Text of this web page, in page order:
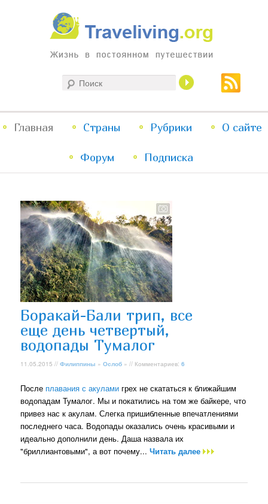
Traveliving
Жизнь в постоянном путешествии
меню
Перейти
к
содержимому
Перейти
к
содержимому
Главная Страны Рубрики О сайте
Форум Подписка
Боракай-Бали трип, все
еще день четвертый,
водопады Тумалог
11.05.2015 //Филиппины »Ослоб » // Комментариев:6
После плавания с акулами грех не скататься к ближайшим
водопадам Тумалог. Мы и покатились на том же байкере, что
привез нас к акулам. Слегка пришибленные впечатлениями
последнего часа. Водопады оказались очень красивыми и
идеально дополнили день. Даша назвала их
"бриллиантовыми", а вот почему...Читать далее